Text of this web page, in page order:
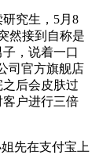
究生，5月8
然接到自称是
，说着一口
司官方旗舰店
后会皮肤过
户进行三倍
先在支付宝上